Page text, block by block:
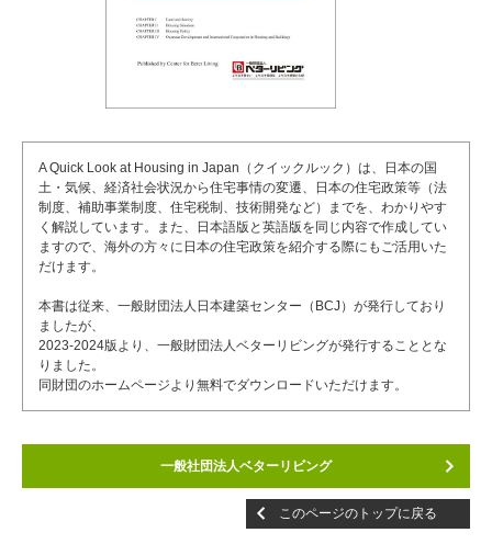
A Quick Look at Housing in Japan（クイックルック）は、日本の国
土・気候、経済社会状況から住宅事情の変遷、日本の住宅政策等（法
制度、補助事業制度、住宅税制、技術開発など）までを、わかりやす
く解説しています。また、日本語版と英語版を同じ内容で作成してい
ますので、海外の方々に日本の住宅政策を紹介する際にもご活用いた
だけます。
本書は従来、一般財団法人日本建築センター（BCJ）が発行しており
ましたが、
2023-2024版より、一般財団法人ベターリビングが発行することとな
りました。
同財団のホームページより無料でダウンロードいただけます。
一般社団法人ベターリビング
このページのトップに戻る